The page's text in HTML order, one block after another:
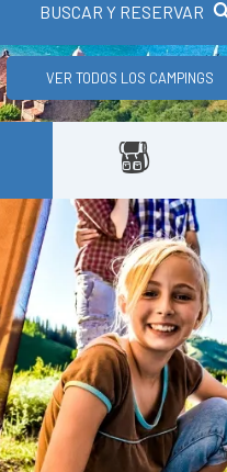
BUSCAR Y RESERVAR
VER TODOS LOS CAMPINGS